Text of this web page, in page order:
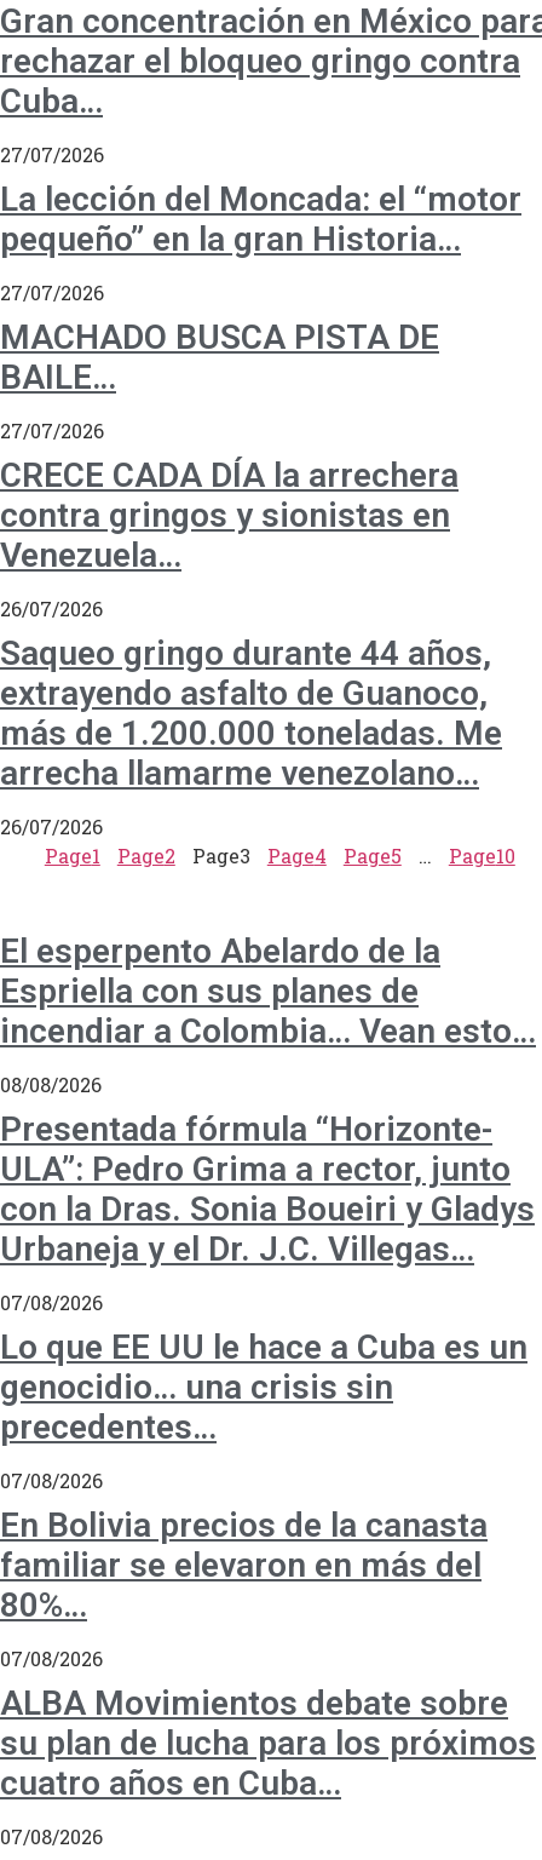
Gran concentración en México
rechazar el bloqueo gringo contra
Cuba…
27/07/2026
La lección del Moncada: el “motor
pequeño” en la gran Historia…
27/07/2026
MACHADO BUSCA PISTA DE
BAILE…
27/07/2026
CRECE CADA DÍA la arrechera
contra gringos y sionistas en
Venezuela…
26/07/2026
Saqueo gringo durante 44 años,
extrayendo asfalto de Guanoco,
más de 1.200.000 toneladas. Me
arrecha llamarme venezolano…
26/07/2026
Page1 Page2 Page3 Page4 Page5 … Page10
El esperpento Abelardo de la
Espriella con sus planes de
incendiar a Colombia… Vean esto…
08/08/2026
Presentada fórmula “Horizonte-
ULA”: Pedro Grima a rector, junto
con la Dras. Sonia Boueiri y Gladys
Urbaneja y el Dr. J.C. Villegas…
07/08/2026
Lo que EE UU le hace a Cuba es un
genocidio… una crisis sin
precedentes…
07/08/2026
En Bolivia precios de la canasta
familiar se elevaron en más del
80%…
07/08/2026
ALBA Movimientos debate sobre
su plan de lucha para los próximos
cuatro años en Cuba…
07/08/2026